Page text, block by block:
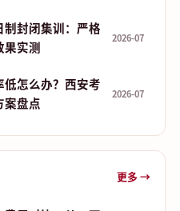
封闭集训：严格
果实测
2026-07
低怎么办？西安考
案盘点
2026-07
更多 →